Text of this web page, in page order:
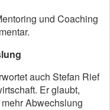
und Coaching
auch Stefan Rief
Er glaubt,
Abwechslung